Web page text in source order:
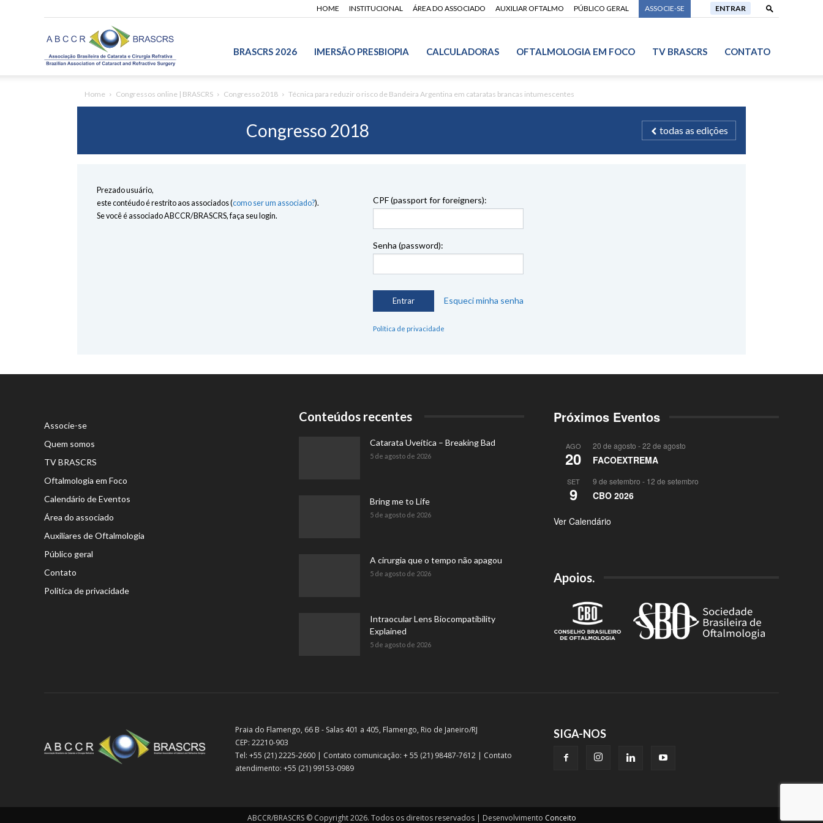
HOME INSTITUCIONAL ÁREA DO ASSOCIADO AUXILIAR OFTALMO PÚBLICO GERAL ASSOCIE-SE ENTRAR
BRASCRS 2026 IMERSÃO PRESBIOPIA CALCULADORAS OFTALMOLOGIA EM FOCO TV BRASCRS CONTATO
Home Congressos online | BRASCRS Congresso 2018 Técnica para reduzir o risco de Bandeira Argentina em cataratas brancas intumescentes
Congresso 2018 todas as edições
Prezado usuário,
este contéudo é restrito aos associados (como ser um associado?).
Se você é associado ABCCR/BRASCRS, faça seu login.
CPF (passport for foreigners):
Senha (password):
Esqueci minha senha
Política de privacidade
Associe-se
Quem somos
TV BRASCRS
Oftalmologia em Foco
Calendário de Eventos
Área do associado
Auxiliares de Oftalmologia
Público geral
Contato
Política de privacidade
Conteúdos recentes
Catarata Uveítica – Breaking Bad
5 de agosto de 2026
Bring me to Life
5 de agosto de 2026
A cirurgia que o tempo não apagou
5 de agosto de 2026
Intraocular Lens Biocompatibility
Explained
5 de agosto de 2026
Próximos Eventos
AGO
20
20 de agosto -22 de agosto
FACOEXTREMA
SET
9
9 de setembro - 12 de setembro
CBO 2026
Ver Calendário
Apoios.
Praia do Flamengo, 66 B - Salas 401 a 405, Flamengo, Rio de Janeiro/RJ
CEP: 22210-903
Tel: +55 (21) 2225-2600 | Contato comunicação: + 55 (21) 98487-7612 | Contato
atendimento: +55 (21) 99153-0989
SIGA-NOS
ABCCR/BRASCRS © Copyright 2026. Todos os direitos reservados | Desenvolvimento Conceito